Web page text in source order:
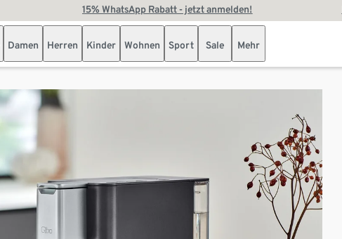
15% WhatsApp Rabatt - jetzt anmelden!
Damen Herren Kinder Wohnen Sport Sale Mehr